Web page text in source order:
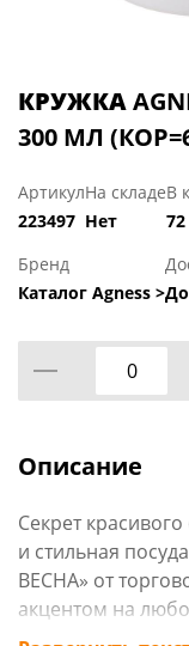
КРУЖКА
300 МЛ
Артикул
223497
На складе
Нет
В
72
Бренд
Каталог Agness >
Описание
Секрет
и стильная
ВЕСНА» от
акцентом на
неповторимому